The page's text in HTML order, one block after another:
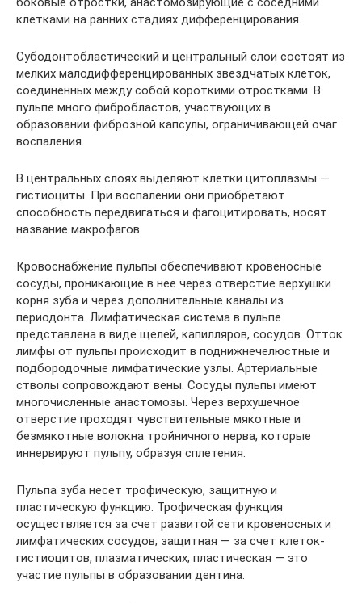
клетками на ранних стадиях дифференцирования.
Субодонтобластический и центральный слои состоят из
мелких малодифференцированных звездчатых клеток,
соединенных между собой короткими отростками. В
пульпе много фибробластов, участвующих в
образовании фиброзной капсулы, ограничивающей очаг
воспаления.
В центральных слоях выделяют клетки цитоплазмы —
гистиоциты. При воспалении они приобретают
способность передвигаться и фагоцитировать, носят
название макрофагов.
Кровоснабжение пульпы обеспечивают кровеносные
сосуды, проникающие в нее через отверстие верхушки
корня зуба и через дополнительные каналы из
периодонта. Лимфатическая система в пульпе
представлена в виде щелей, капилляров, сосудов. Отток
лимфы от пульпы происходит в поднижнечелюстные и
подбородочные лимфатические узлы. Артериальные
стволы сопровождают вены. Сосуды пульпы имеют
многочисленные анастомозы. Через верхушечное
отверстие проходят чувствительные мякотные и
безмякотные волокна тройничного нерва, которые
иннервируют пульпу, образуя сплетения.
Пульпа зуба несет трофическую, защитную и
пластическую функцию. Трофическая функция
осуществляется за счет развитой сети кровеносных и
лимфатических сосудов; защитная — за счет клеток-
гистиоцитов, плазматических; пластическая — это
участие пульпы в образовании дентина.